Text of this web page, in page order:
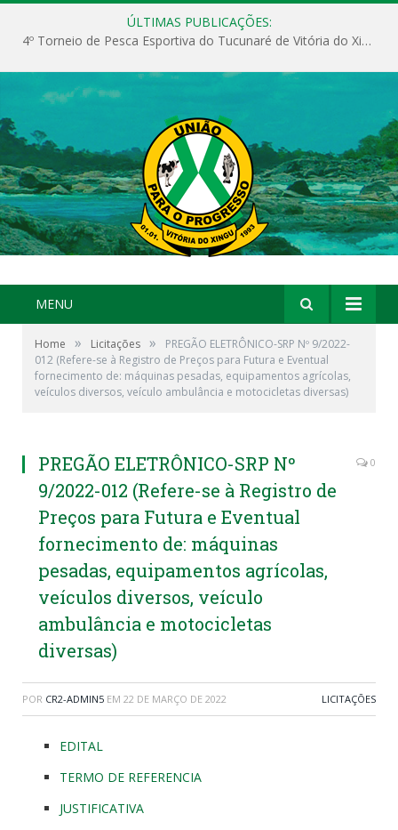
ÚLTIMAS PUBLICAÇÕES:
4º Torneio de Pesca Esportiva do Tucunaré de Vitória do Xingu
MENU
Home » Licitações »
PREGÃO ELETRÔNICO-SRP Nº 9/2022-
012 (Refere-se à Registro de Preços para Futura e Eventual
fornecimento de: máquinas pesadas, equipamentos agrícolas,
veículos diversos, veículo ambulância e motocicletas diversas)
PREGÃO ELETRÔNICO-SRP Nº
9/2022-012 (Refere-se à Registro de
Preços para Futura e Eventual
fornecimento de: máquinas
pesadas, equipamentos agrícolas,
veículos diversos, veículo
ambulância e motocicletas
diversas)
0
POR CR2-ADMIN5 EM 22 DE MARÇO DE 2022 LICITAÇÕES
EDITAL
TERMO DE REFERENCIA
JUSTIFICATIVA